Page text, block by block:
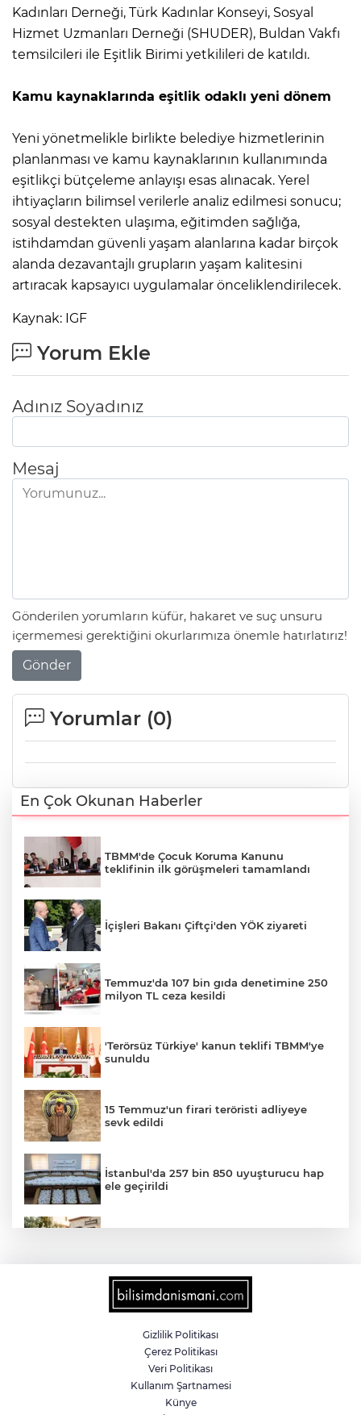
Kadınları Derneği, Türk Kadınlar Konseyi, Sosyal
Hizmet Uzmanları Derneği (SHUDER), Buldan Vakfı
temsilcileri ile Eşitlik Birimi yetkilileri de katıldı.
Kamu kaynaklarında eşitlik odaklı yeni dönem
Yeni yönetmelikle birlikte belediye hizmetlerinin
planlanması ve kamu kaynaklarının kullanımında
eşitlikçi bütçeleme anlayışı esas alınacak. Yerel
ihtiyaçların bilimsel verilerle analiz edilmesi sonucu;
sosyal destekten ulaşıma, eğitimden sağlığa,
istihdamdan güvenli yaşam alanlarına kadar birçok
alanda dezavantajlı grupların yaşam kalitesini
artıracak kapsayıcı uygulamalar önceliklendirilecek.
Kaynak: IGF
Yorum Ekle
Adınız Soyadınız
Mesaj
Gönderilen yorumların küfür, hakaret ve suç unsuru
içermemesi gerektiğini okurlarımıza önemle hatırlatırız!
Gönder
Yorumlar (0)
En Çok Okunan Haberler
TBMM'de Çocuk Koruma Kanunu
teklifinin ilk görüşmeleri tamamlandı
İçişleri Bakanı Çiftçi'den YÖK ziyareti
Temmuz'da 107 bin gıda denetimine 250
milyon TL ceza kesildi
'Terörsüz Türkiye' kanun teklifi TBMM'ye
sunuldu
15 Temmuz'un firari teröristi adliyeye
sevk edildi
İstanbul'da 257 bin 850 uyuşturucu hap
ele geçirildi
Türkiye internete bağlandı! Her 10
kişiden 9'u çevrim içi
Edirne Keşan'da internet üzerinden
'emniyet kemeri' dolandırıcılığı
Gizlilik Politikası
Çerez Politikası
Veri Politikası
Kullanım Şartnamesi
Künye